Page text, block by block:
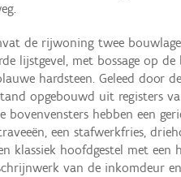
de rijwoning twee
lijstgevel, met bossage op de
hardsteen. Geleed door
opgebouwd uit registers
bovenvensters hebben een
een stafwerkfries,
klassiek hoofdgestel met een
van de inkomdeur